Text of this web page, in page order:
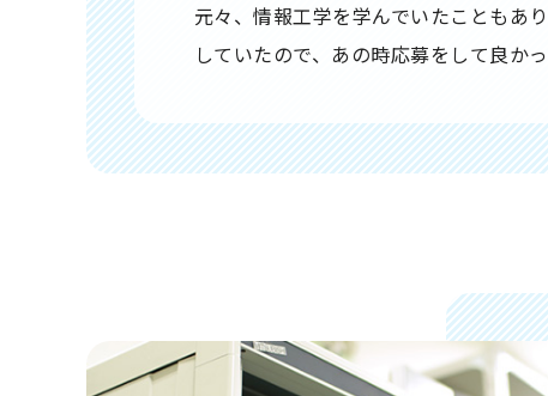
元々、情報工学を学んでいたこともあ
していたので、あの時応募をして良か